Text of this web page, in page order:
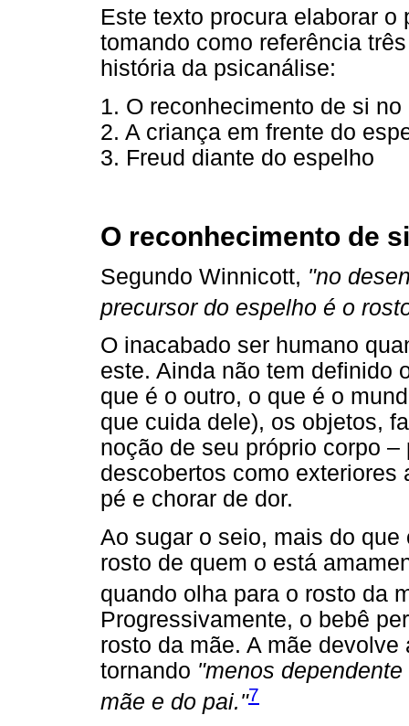
Este texto procura elaborar
tomando como referência
história da psicanálise:
1. O reconhecimento de si
2. A criança em frente do
3. Freud diante do espelho
O reconhecimento de
Segundo Winnicott, "no
precursor do espelho é o
O inacabado ser humano
este. Ainda não tem definido
que é o outro, o que é o
que cuida dele), os objetos,
noção de seu próprio corpo
descobertos como exteriores
pé e chorar de dor.
Ao sugar o seio, mais do
rosto de quem o está
quando olha para o rosto da
Progressivamente, o bebê
rosto da mãe. A mãe
tornando "menos
mãe e do pai."7